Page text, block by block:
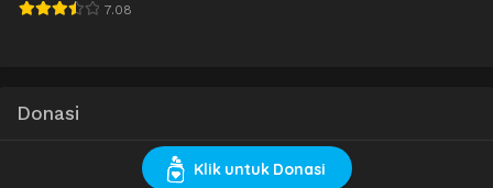
7.08
Donasi
Klik untuk Donasi